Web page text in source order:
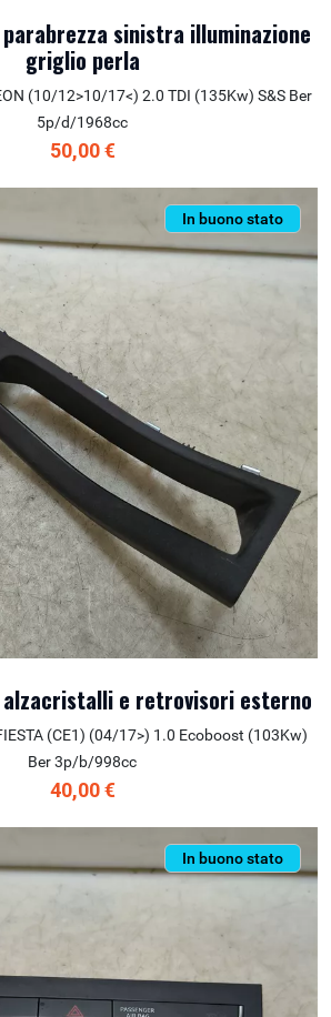
sinistra illuminazione
griglio perla
(10/12>10/17<) 2.0 TDI (135Kw) S&S Ber
5p/d/1968cc
50,00 €
In buono stato
alzacristalli e retrovisori esterno
(CE1) (04/17>) 1.0 Ecoboost (103Kw)
Ber 3p/b/998cc
40,00 €
In buono stato